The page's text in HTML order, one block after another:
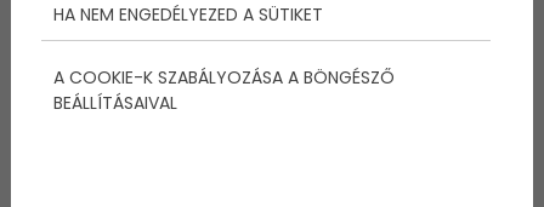
Az olaszok és a hollandok már a vb-re se jutottak ki.
Azonban holnap a végére érünk az egy hónapos
megpróbáltatásoknak és végre kiderül ki lesz a 2018-
as év világbajnoka. A két döntős csapat
HA NEM ENGEDÉLYEZED A SÜTIKET
A COOKIE-K SZABÁLYOZÁSA A BÖNGÉSZŐ
BEÁLLÍTÁSAIVAL